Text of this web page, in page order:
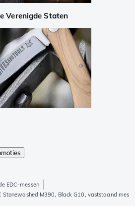
Verenigde Staten
EDC-messen
Stonewashed M390, Black G10, vaststaand mes